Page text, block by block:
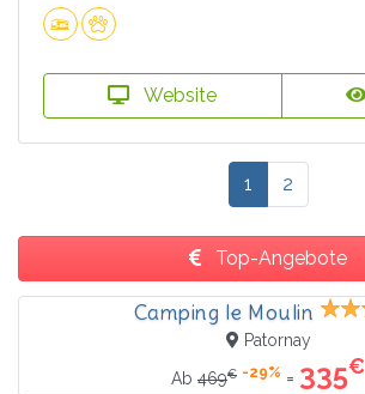
Website
1 2
Top-Angebote
Camping le Moulin
Patornay
Ab 469€ -29% = 335€